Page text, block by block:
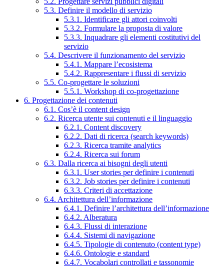
5.3. Definire il modello di servizio
5.3.1. Identificare gli attori coinvolti
5.3.2. Formulare la proposta di valore
5.3.3. Inquadrare gli elementi costitutivi del
servizio
5.4. Descrivere il funzionamento del servizio
5.4.1. Mappare l’ecosistema
5.4.2. Rappresentare i flussi di servizio
5.5. Co-progettare le soluzioni
5.5.1. Workshop di co-progettazione
6. Progettazione dei contenuti
6.1. Cos’è il content design
6.2. Ricerca utente sui contenuti e il linguaggio
6.2.1. Content discovery
6.2.2. Dati di ricerca (search keywords)
6.2.3. Ricerca tramite analytics
6.2.4. Ricerca sui forum
6.3. Dalla ricerca ai bisogni degli utenti
6.3.1. User stories per definire i contenuti
6.3.2. Job stories per definire i contenuti
6.3.3. Criteri di accettazione
6.4. Architettura dell’informazione
6.4.1. Definire l’architettura dell’informazione
6.4.2. Alberatura
6.4.3. Flussi di interazione
6.4.4. Sistemi di navigazione
6.4.5. Tipologie di contenuto (content type)
6.4.6. Ontologie e standard
6.4.7. Vocabolari controllati e tassonomie